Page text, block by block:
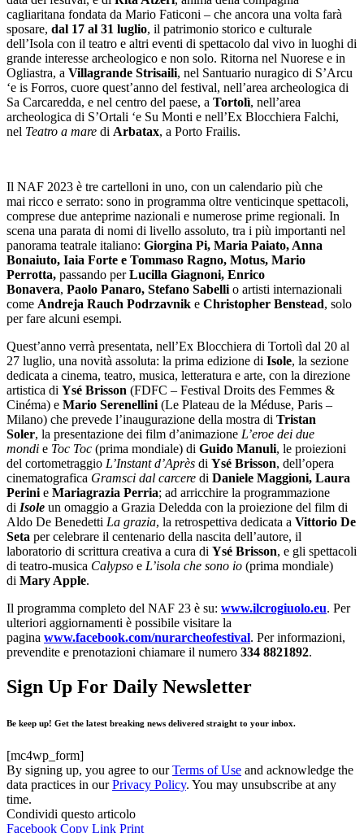
cagliaritana fondata da Mario Faticoni – che ancora una volta farà
sposare, dal 17 al 31 luglio, il patrimonio storico e culturale
dell’Isola con il teatro e altri eventi di spettacolo dal vivo in luoghi di
grande interesse archeologico e non solo. Ritorna nel Nuorese e in
Ogliastra, a Villagrande Strisaili, nel Santuario nuragico di S’Arcu
‘e is Forros, cuore quest’anno del festival, nell’area archeologica di
Sa Carcaredda, e nel centro del paese, a Tortolì, nell’area
archeologica di S’Ortali ‘e Su Monti e nell’Ex Blocchiera Falchi,
nel Teatro a mare di Arbatax, a Porto Frailis.
Il NAF 2023 è tre cartelloni in uno, con un calendario più che
mai ricco e serrato: sono in programma oltre venticinque spettacoli,
comprese due anteprime nazionali e numerose prime regionali. In
scena una parata di nomi di livello assoluto, tra i più importanti nel
panorama teatrale italiano: Giorgina Pi, Maria Paiato, Anna
Bonaiuto, Iaia Forte e Tommaso Ragno, Motus, Mario
Perrotta, passando perLucilla Giagnoni, Enrico
Bonavera, Paolo Panaro, Stefano Sabelli o artisti internazionali
come Andreja Rauch Podrzavnik e Christopher Benstead, solo
per fare alcuni esempi.
Quest’anno verrà presentata, nell’Ex Blocchiera di Tortolì dal 20 al
27 luglio, una novità assoluta: la prima edizione di Isole, la sezione
dedicata a cinema, teatro, musica, letteratura e arte, con la direzione
artistica di Ysé Brisson (FDFC – Festival Droits des Femmes &
Cinéma) e Mario Serenellini (Le Plateau de la Méduse, Paris –
Milano) che prevede l’inaugurazione della mostra di Tristan
Soler, la presentazione dei film d’animazione L’eroe dei due
mondi e Toc Toc (prima mondiale) di Guido Manuli, le proiezioni
del cortometraggio L’Instant d’Après di Ysé Brisson, dell’opera
cinematografica Gramsci dal carcere di Daniele Maggioni, Laura
Perini e Mariagrazia Perria; ad arricchire la programmazione
di Isole un omaggio a Grazia Deledda con la proiezione del film di
Aldo De Benedetti La grazia, la retrospettiva dedicata a Vittorio De
Seta per celebrare il centenario della nascita dell’autore, il
laboratorio di scrittura creativa a cura di Ysé Brisson, e gli spettacoli
di teatro-musica Calypso e L’isola che sono io (prima mondiale)
di Mary Apple.
Il programma completo del NAF 23 è su: www.ilcrogiuolo.eu. Per
ulteriori aggiornamenti è possibile visitare la
pagina www.facebook.com/nurarcheofestival. Per informazioni,
prevendite e prenotazioni chiamare il numero 334 8821892.
Sign Up For Daily Newsletter
Be keep up! Get the latest breaking news delivered straight to your inbox.
[mc4wp_form]
By signing up, you agree to ourTerms of Use and acknowledge the
data practices in ourPrivacy Policy. You may unsubscribe at any
time.
Condividi questo articolo
Facebook Copy Link Print